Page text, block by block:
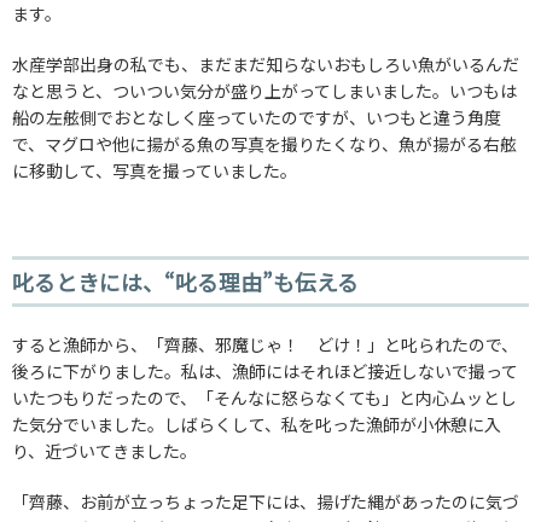
ます。
水産学部出身の私でも、まだまだ知らないおもしろい魚がいるんだ
なと思うと、ついつい気分が盛り上がってしまいました。いつもは
船の左舷側でおとなしく座っていたのですが、いつもと違う角度
で、マグロや他に揚がる魚の写真を撮りたくなり、魚が揚がる右舷
に移動して、写真を撮っていました。
叱るときには、“叱る理由”も伝える
すると漁師から、「齊藤、邪魔じゃ！ どけ！」と叱られたので、
後ろに下がりました。私は、漁師にはそれほど接近しないで撮って
いたつもりだったので、「そんなに怒らなくても」と内心ムッとし
た気分でいました。しばらくして、私を叱った漁師が小休憩に入
り、近づいてきました。
「齊藤、お前が立っちょった足下には、揚げた縄があったのに気づ